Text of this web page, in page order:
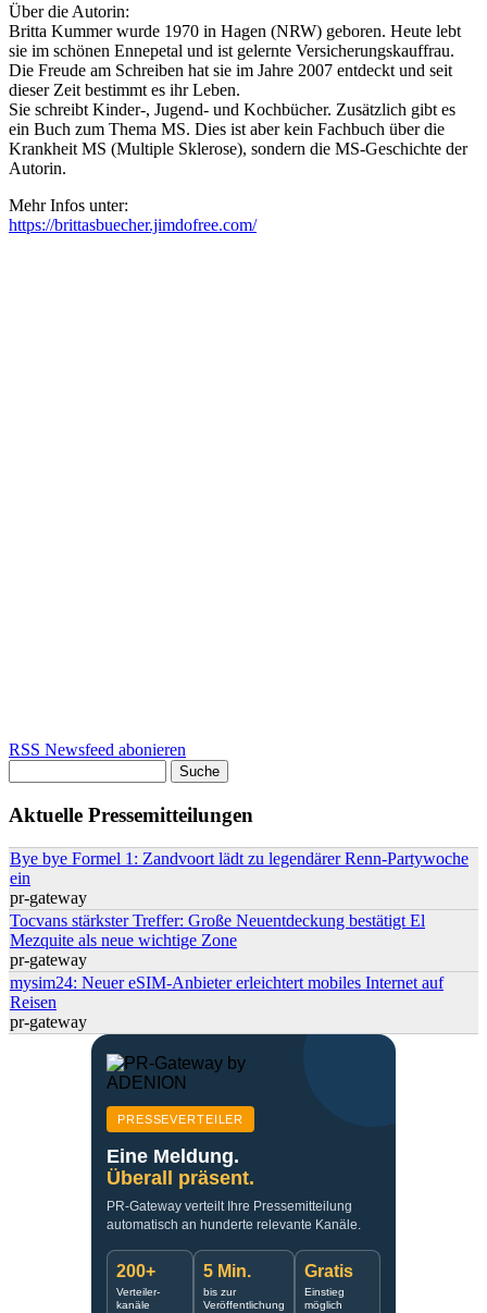
Über die Autorin:
Britta Kummer wurde 1970 in Hagen (NRW) geboren. Heute lebt
sie im schönen Ennepetal und ist gelernte Versicherungskauffrau.
Die Freude am Schreiben hat sie im Jahre 2007 entdeckt und seit
dieser Zeit bestimmt es ihr Leben.
Sie schreibt Kinder-, Jugend- und Kochbücher. Zusätzlich gibt es
ein Buch zum Thema MS. Dies ist aber kein Fachbuch über die
Krankheit MS (Multiple Sklerose), sondern die MS-Geschichte der
Autorin.
Mehr Infos unter:
https://brittasbuecher.jimdofree.com/
RSS Newsfeed abonieren
Aktuelle Pressemitteilungen
Bye bye Formel 1: Zandvoort lädt zu legendärer Renn-Partywoche
ein
pr-gateway
Tocvans stärkster Treffer: Große Neuentdeckung bestätigt El
Mezquite als neue wichtige Zone
pr-gateway
mysim24: Neuer eSIM-Anbieter erleichtert mobiles Internet auf
Reisen
pr-gateway
PRESSEVERTEILER
Eine Meldung.
Überall präsent.
PR-Gateway verteilt Ihre Pressemitteilung
automatisch an hunderte relevante Kanäle.
200+
Verteiler-
kanäle
5 Min.
bis zur
Veröffentlichung
Gratis
Einstieg
möglich